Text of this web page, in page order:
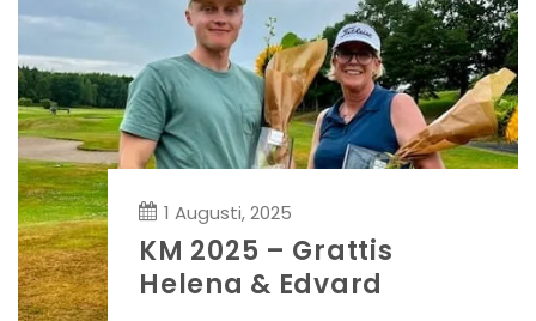
1 Augusti, 2025
KM 2025 – Grattis
Helena & Edvard